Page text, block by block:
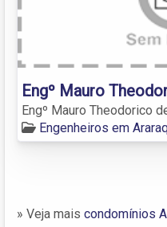
Engº Mauro
Engº Mauro Theodorico
Engenheiros em
» Veja mais condomínios